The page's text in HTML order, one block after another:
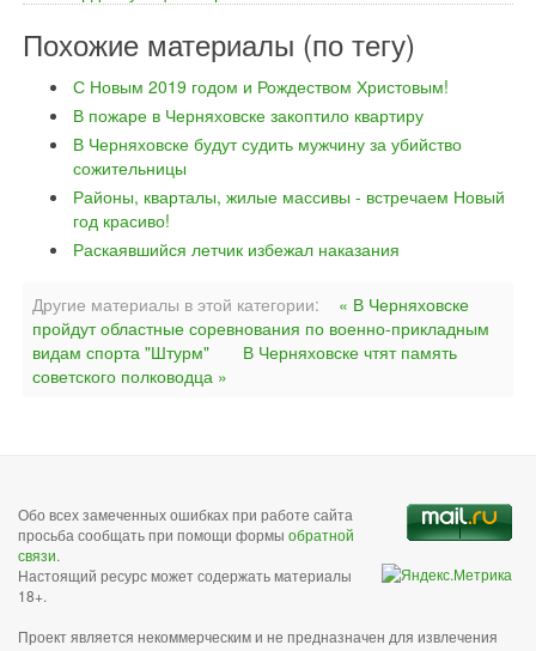
Похожие материалы (по тегу)
С Новым 2019 годом и Рождеством Христовым!
В пожаре в Черняховске закоптило квартиру
В Черняховске будут судить мужчину за убийство
сожительницы
Районы, кварталы, жилые массивы - встречаем Новый
год красиво!
Раскаявшийся летчик избежал наказания
Другие материалы в этой категории:
« В Черняховске
пройдут областные соревнования по военно-прикладным
видам спорта "Штурм"
В Черняховске чтят память
советского полководца »
Обо всех замеченных ошибках при работе сайта
просьба сообщать при помощи формы обратной
связи.
Настоящий ресурс может содержать материалы
18+.
Проект является некоммерческим и не предназначен для извлечения